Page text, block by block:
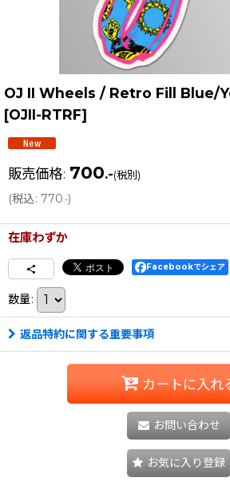
OJ II Wheels / Retro Fill Blue/
[OJII-RTRF]
販売価格: 700.-(税別)
(税込: 770.-)
在庫わずか
Facebookでシェア
数量:
返品特約に関する重要事項
カートに入れ
お問い合わせ
お気に入り登録